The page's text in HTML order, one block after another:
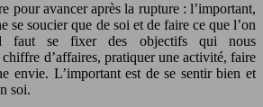
pour avancer après la rupture : l’important,
se soucier que de soi et de faire ce que l’on
se fixer des objectifs qui nous
d’affaires, pratiquer une activité, faire
envie. L’important est de se sentir bien et
soi.